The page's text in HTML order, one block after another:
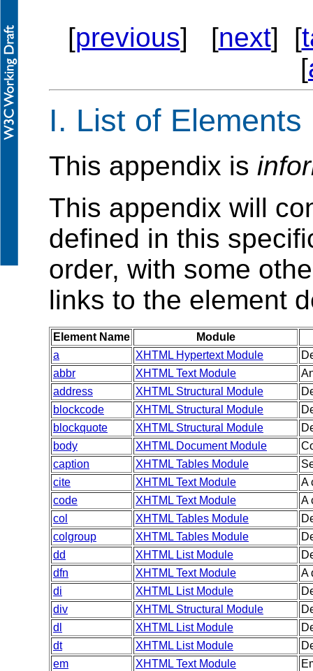
[previous] [next] [
[
I. List of Elements
This appendix is
This appendix will
defined in this
order, with some
links to the element
Element Name
Module
a
XHTML Hypertext Module
abbr
XHTML Text Module
address
XHTML Structural Module
blockcode
XHTML Structural Module
blockquote
XHTML Structural Module
body
XHTML Document Module
caption
XHTML Tables Module
cite
XHTML Text Module
A
code
XHTML Text Module
A
col
XHTML Tables Module
colgroup
XHTML Tables Module
dd
XHTML List Module
dfn
XHTML Text Module
A
di
XHTML List Module
div
XHTML Structural Module
dl
XHTML List Module
dt
XHTML List Module
em
XHTML Text Module